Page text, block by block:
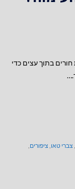
בתוך עצים כדי
צברי טאו ציפורים